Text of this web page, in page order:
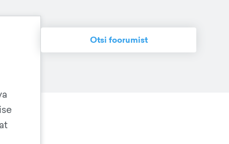
Otsi foorumist